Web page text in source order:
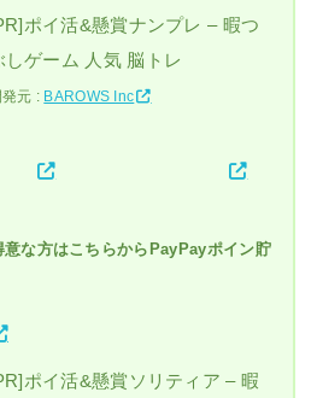
ポイ活&懸賞ナンプレ – 暇つ
しゲーム 人気 脳トレ
発元 : BAROWS Inc
な方はこちらからPayPayポイン貯
ポイ活&懸賞ソリティア – 暇